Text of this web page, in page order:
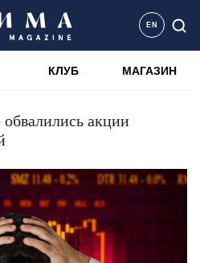
EN
КЛУБ МАГАЗИН
акции